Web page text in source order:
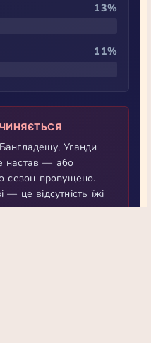
13%
11%
Уганди
настав — або
сезон пропущено.
це відсутність їжі